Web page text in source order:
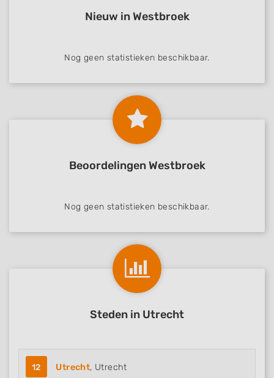
Nieuw in Westbroek
Nog geen statistieken beschikbaar.
Beoordelingen Westbroek
Nog geen statistieken beschikbaar.
Steden in Utrecht
12 Utrecht, Utrecht